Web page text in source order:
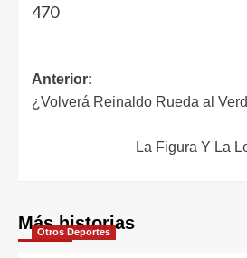
470
Anterior:
¿Volverá Reinaldo Rueda al
La Figura Y La
Más historias
Otros Deportes